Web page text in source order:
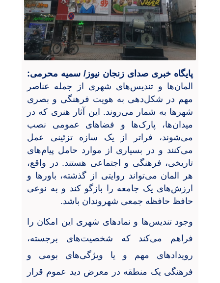
پایگاه خبری صدای زنجان نیوز/ سمیه محرمی:
المان‌ها و تندیس‌های شهری از جمله عناصر
مهم در شکل‌دهی به هویت فرهنگی و بصری
شهرها به شمار می‌روند. این آثار هنری که در
میدان‌ها، پارک‌ها و فضاهای عمومی نصب
می‌شوند، فراتر از یک سازه تزئینی عمل
می‌کنند و در بسیاری از موارد حامل پیام‌های
تاریخی، فرهنگی و اجتماعی هستند. در واقع،
هر المان می‌تواند روایتی از گذشته، باورها و
ارزش‌های یک جامعه را بازگو کند و به نوعی
حافظ حافظه جمعی شهروندان باشد.
وجود تندیس‌ها و نمادهای شهری این امکان را
فراهم می‌کند که شخصیت‌های برجسته،
رویدادهای مهم و یا ویژگی‌های بومی و
فرهنگی یک منطقه در معرض دید عموم قرار